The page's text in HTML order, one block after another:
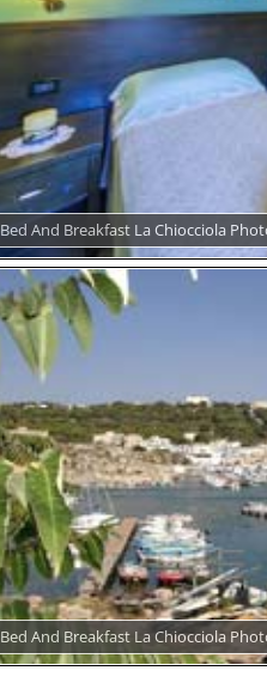
Bed And Breakfast La Chiocciola
Bed And Breakfast La Chiocciola